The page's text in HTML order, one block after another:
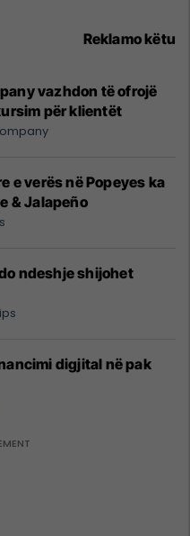
Reklamo këtu
vazhdon të ofrojë
për klientët
e verës në Popeyes ka
& Jalapeño
ndeshje shijohet
digjital në pak